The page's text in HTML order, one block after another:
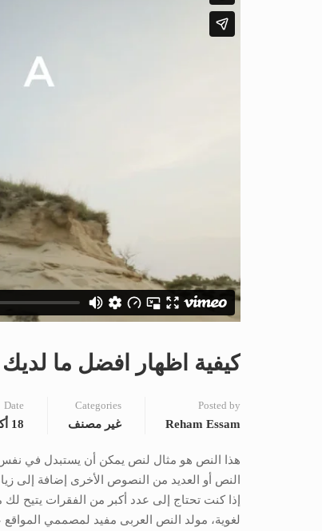
كيفية اظهار افضل ما لديك
Posted by
Reham Essam
Categories
غير مصنف
Date
18 أكتوبر، 2015
هذا النص هو مثال لنص يمكن أن يستبدل في نفس
النص أو العديد من النصوص الأخرى إضافة إلى
إذا كنت تحتاج إلى عدد أكبر من الفقرات يتيح
لغوية، مولد النص العربى مفيد لمصممي